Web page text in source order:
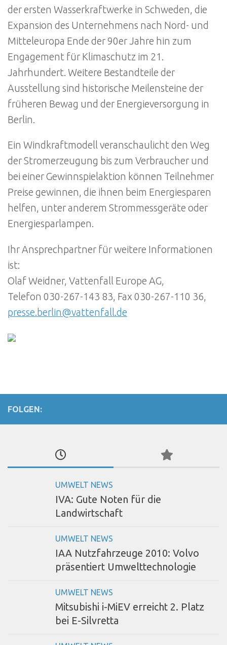
der ersten Wasserkraftwerke in Schweden, die
Expansion des Unternehmens nach Nord- und
Mitteleuropa Ende der 90er Jahre hin zum
Engagement für Klimaschutz im 21.
Jahrhundert. Weitere Bestandteile der
Ausstellung sind historische Meilensteine der
früheren Bewag und der Energieversorgung in
Berlin.
Ein Windkraftmodell veranschaulicht den Weg
der Stromerzeugung bis zum Verbraucher und
bei einer Gewinnspielaktion können Teilnehmer
Preise gewinnen, die ihnen beim Energiesparen
helfen, unter anderem Strommessgeräte oder
Energiesparlampen.
Ihr Ansprechpartner für weitere Informationen
ist:
Olaf Weidner, Vattenfall Europe AG,
Telefon 030-267-143 83, Fax 030-267-110 36,
presse.berlin@vattenfall.de
FOLGEN:
UMWELT NEWS
IVA: Gute Noten für die
Landwirtschaft
UMWELT NEWS
IAA Nutzfahrzeuge 2010: Volvo
präsentiert Umwelttechnologie
UMWELT NEWS
Mitsubishi i-MiEV erreicht 2. Platz
bei E-Silvretta